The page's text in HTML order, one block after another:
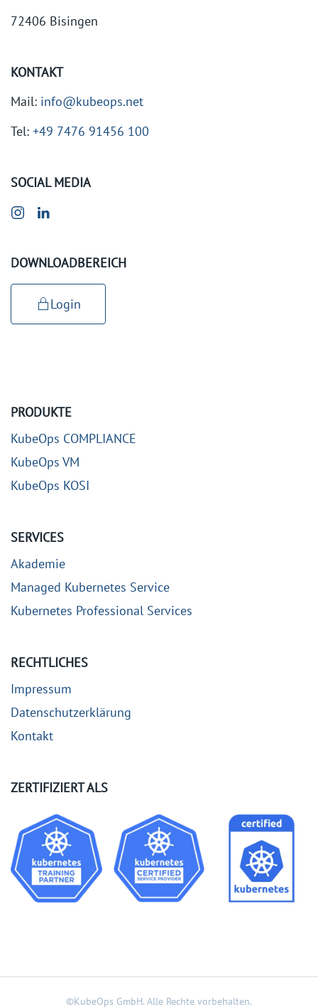
72406 Bisingen
KONTAKT
Mail: info@kubeops.net
Tel: +49 7476 91456 100
SOCIAL MEDIA
DOWNLOADBEREICH
Login
PRODUKTE
KubeOps COMPLIANCE
KubeOps VM
KubeOps KOSI
SERVICES
Akademie
Managed Kubernetes Service
Kubernetes Professional Services
RECHTLICHES
Impressum
Datenschutzerklärung
Kontakt
ZERTIFIZIERT ALS
©KubeOps GmbH. Alle Rechte vorbehalten.